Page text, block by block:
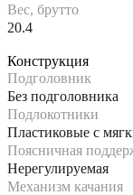
Вес, брутто
20.4
Конструкция
Подголовник
Без подголовника
Подлокотники
Пластиковые с
Поясничная
Нерегулируемая
Механизм качания